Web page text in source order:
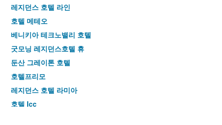
레지던스 호텔 라인
호텔 메테오
베니키아 테크노밸리 호텔
굿모닝 레지던스호텔 휴
둔산 그레이톤 호텔
호텔프리모
레지던스 호텔 라미아
호텔 Icc